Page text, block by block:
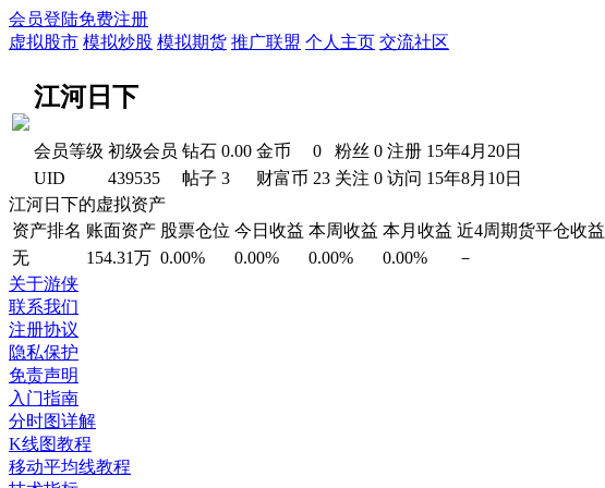
会员登陆免费注册
虚拟股市 模拟炒股 模拟期货 推广联盟 个人主页 交流社区
江河日下
会员等级 初级会员 钻石 0.00 金币 0 粉丝 0 注册 15年4月20日
UID
439535 帖子 3 财富币 23 关注 0 访问 15年8月10日
江河日下的虚拟资产
资产排名 账面资产 股票仓位 今日收益 本周收益 本月收益 近4周期货平仓收益
无
154.31万 0.00% 0.00% 0.00% 0.00%
－
关于游侠
联系我们
注册协议
隐私保护
免责声明
入门指南
分时图详解
K线图教程
移动平均线教程